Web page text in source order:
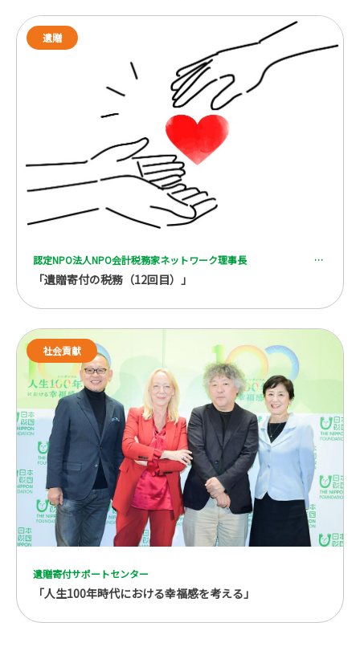
認定NPO法人NPO会計税務家ネットワーク理事長 一般社団法人 全国レガシーギフト協会理事 税理士 脇坂 誠也
「遺贈寄付の税務（12回目）」
遺贈
遺贈寄付サポートセンター
「人生100年時代における幸福感を考える」
社会貢献